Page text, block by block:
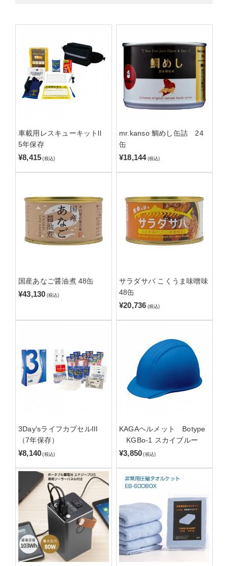
車載用レスキューキットll
5年保存
¥8,415 (税込)
mr.kanso 鯛めし缶詰 24
缶
¥18,144 (税込)
国産あなご醤油煮 48缶
¥43,130 (税込)
サラダサバ こくうま味噌味
48缶
¥20,736 (税込)
3Day'sライフカプセルIII
（7年保存）
¥8,140 (税込)
KAGAヘルメット Botype
KGBo-1 スカイブルー
¥3,850 (税込)